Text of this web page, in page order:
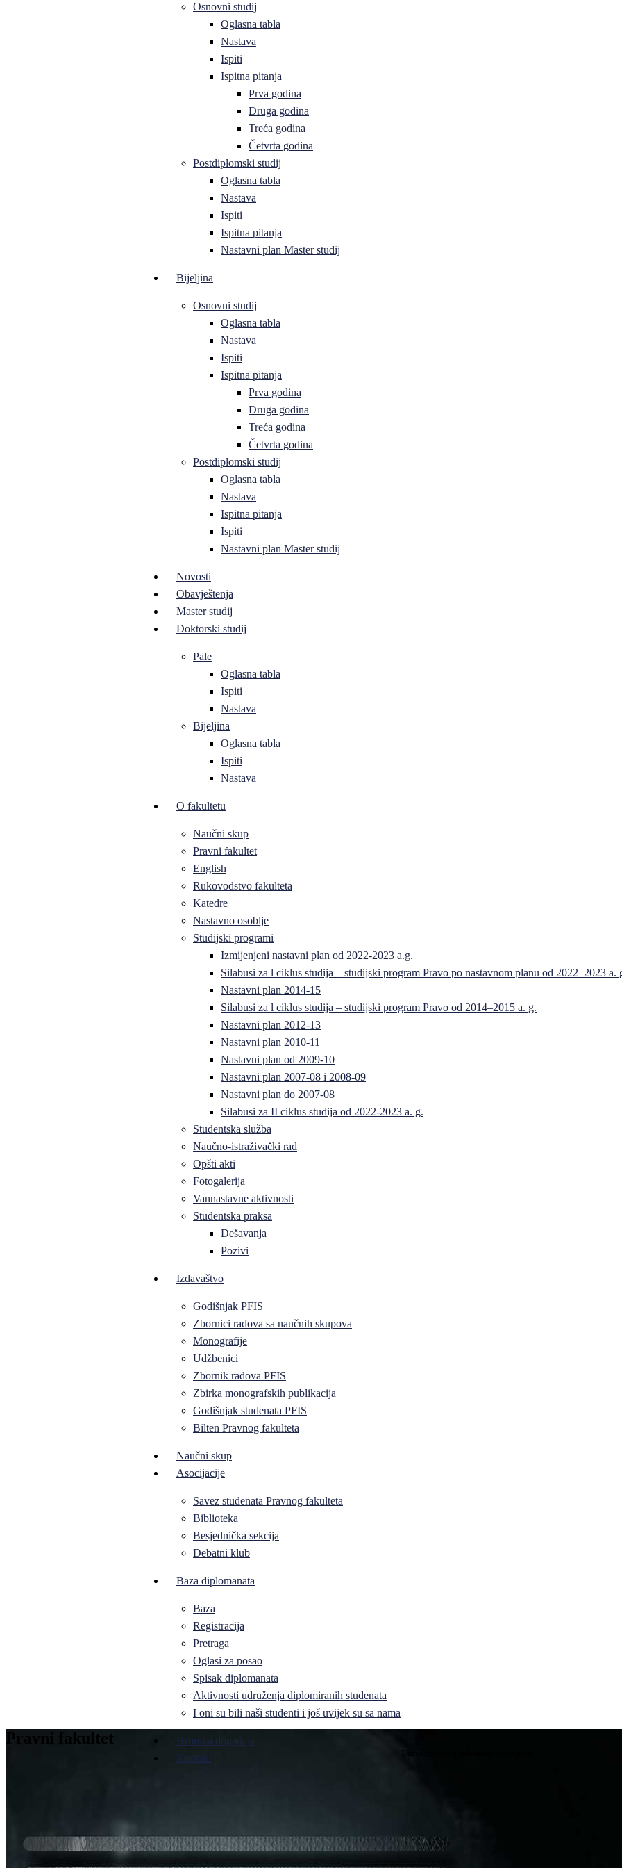
Osnovni studij
Oglasna tabla
Nastava
Ispiti
Ispitna pitanja
Prva godina
Druga godina
Treća godina
Četvrta godina
Postdiplomski studij
Oglasna tabla
Nastava
Ispiti
Ispitna pitanja
Nastavni plan Master studij
Bijeljina
Osnovni studij
Oglasna tabla
Nastava
Ispiti
Ispitna pitanja
Prva godina
Druga godina
Treća godina
Četvrta godina
Postdiplomski studij
Oglasna tabla
Nastava
Ispitna pitanja
Ispiti
Nastavni plan Master studij
Novosti
Obavještenja
Master studij
Doktorski studij
Pale
Oglasna tabla
Ispiti
Nastava
Bijeljina
Oglasna tabla
Ispiti
Nastava
O fakultetu
Naučni skup
Pravni fakultet
English
Rukovodstvo fakulteta
Katedre
Nastavno osoblje
Studijski programi
Izmijenjeni nastavni plan od 2022-2023 a.g.
Silabusi za l ciklus studija – studijski program Pravo po nastavnom planu od 2022–2023 a.
Nastavni plan 2014-15
Silabusi za l ciklus studija – studijski program Pravo od 2014–2015 a. g.
Nastavni plan 2012-13
Nastavni plan 2010-11
Nastavni plan od 2009-10
Nastavni plan 2007-08 i 2008-09
Nastavni plan do 2007-08
Silabusi za II ciklus studija od 2022-2023 a. g.
Studentska služba
Naučno-istraživački rad
Opšti akti
Fotogalerija
Vannastavne aktivnosti
Studentska praksa
Dešavanja
Pozivi
Izdavaštvo
Godišnjak PFIS
Zbornici radova sa naučnih skupova
Monografije
Udžbenici
Zbornik radova PFIS
Zbirka monografskih publikacija
Godišnjak studenata PFIS
Bilten Pravnog fakulteta
Naučni skup
Asocijacije
Savez studenata Pravnog fakulteta
Biblioteka
Besjednička sekcija
Debatni klub
Baza diplomanata
Baza
Registracija
Pretraga
Oglasi za posao
Spisak diplomanata
Aktivnosti udruženja diplomiranih studenata
I oni su bili naši studenti i još uvijek su sa nama
Hronika događaja
Kontakt
Pravni fakultet